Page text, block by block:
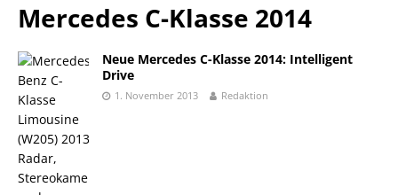
Mercedes C-Klasse 2014
Neue Mercedes C-Klasse 2014: Intelligent
Drive
1. November 2013 Redaktion